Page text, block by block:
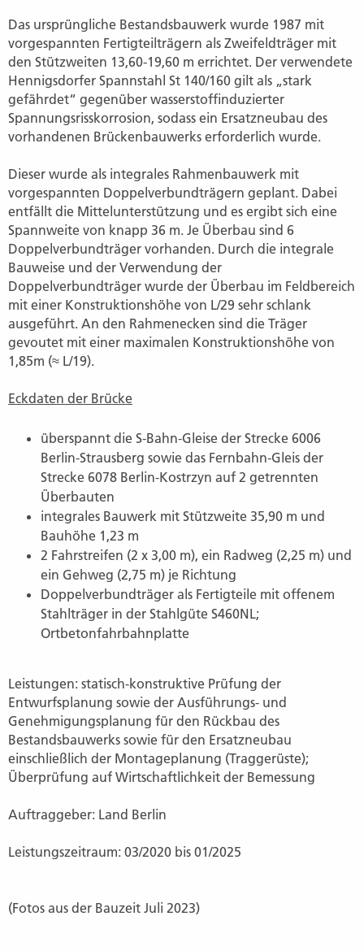
Das ursprüngliche Bestandsbauwerk wurde 1987 mit
vorgespannten Fertigteilträgern als Zweifeldträger mit
den Stützweiten 13,60-19,60 m errichtet. Der verwendete
Hennigsdorfer Spannstahl St 140/160 gilt als „stark
gefährdet“ gegenüber wasserstoffinduzierter
Spannungsrisskorrosion, sodass ein Ersatzneubau des
vorhandenen Brückenbauwerks erforderlich wurde.
Dieser wurde als integrales Rahmenbauwerk mit
vorgespannten Doppelverbundträgern geplant. Dabei
entfällt die Mittelunterstützung und es ergibt sich eine
Spannweite von knapp 36 m. Je Überbau sind 6
Doppelverbundträger vorhanden. Durch die integrale
Bauweise und der Verwendung der
Doppelverbundträger wurde der Überbau im Feldbereich
mit einer Konstruktionshöhe von L/29 sehr schlank
ausgeführt. An den Rahmenecken sind die Träger
gevoutet mit einer maximalen Konstruktionshöhe von
1,85m (≈ L/19).
Eckdaten der Brücke
überspannt die S-Bahn-Gleise der Strecke 6006
Berlin-Strausberg sowie das Fernbahn-Gleis der
Strecke 6078 Berlin-Kostrzyn auf 2 getrennten
Überbauten
integrales Bauwerk mit Stützweite 35,90 m und
Bauhöhe 1,23 m
2 Fahrstreifen (2 x 3,00 m), ein Radweg (2,25 m) und
ein Gehweg (2,75 m) je Richtung
Doppelverbundträger als Fertigteile mit offenem
Stahlträger in der Stahlgüte S460NL;
Ortbetonfahrbahnplatte
Leistungen: statisch‐konstruktive Prüfung der
Entwurfsplanung sowie der Ausführungs- und
Genehmigungsplanung für den Rückbau des
Bestandsbauwerks sowie für den Ersatzneubau
einschließlich der Montageplanung (Traggerüste);
Überprüfung auf Wirtschaftlichkeit der Bemessung
Auftraggeber: Land Berlin
Leistungszeitraum: 03/2020 bis 01/2025
(Fotos aus der Bauzeit Juli 2023)